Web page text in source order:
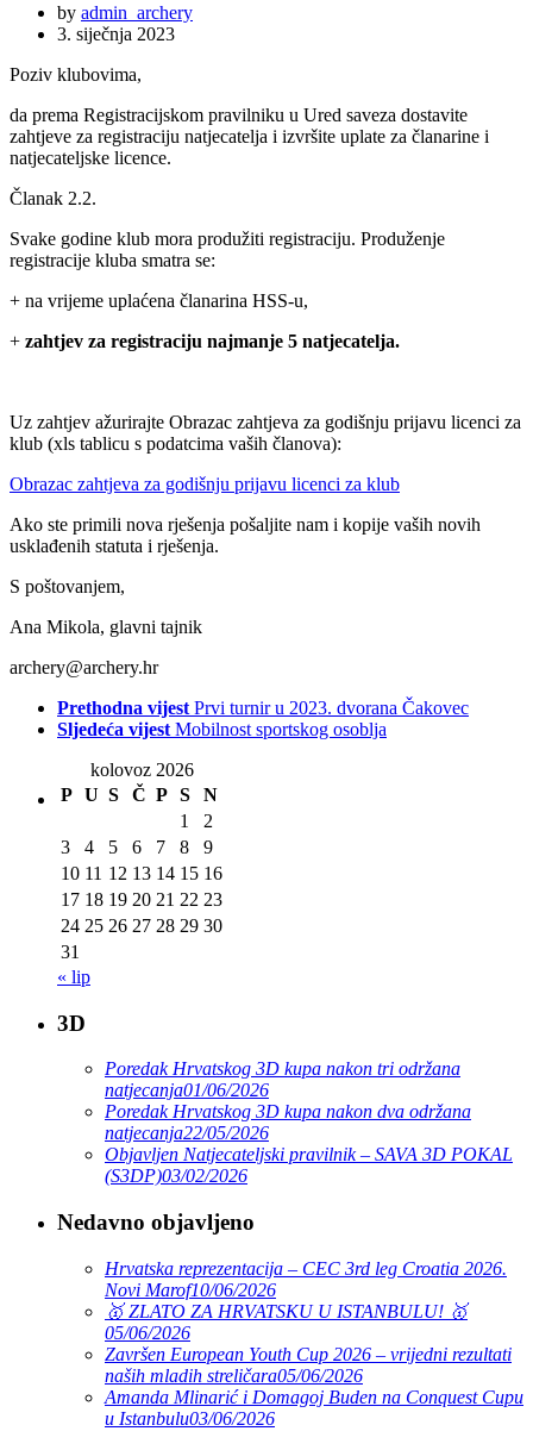
by admin_archery
3. siječnja 2023
Poziv klubovima,
da prema Registracijskom pravilniku u Ured saveza dostavite
zahtjeve za registraciju natjecatelja i izvršite uplate za članarine i
natjecateljske licence.
Članak 2.2.
Svake godine klub mora produžiti registraciju. Produženje
registracije kluba smatra se:
+ na vrijeme uplaćena članarina HSS-u,
+ zahtjev za registraciju najmanje 5 natjecatelja.
Uz zahtjev ažurirajte Obrazac zahtjeva za godišnju prijavu licenci za
klub (xls tablicu s podatcima vaših članova):
Obrazac zahtjeva za godišnju prijavu licenci za klub
Ako ste primili nova rješenja pošaljite nam i kopije vaših novih
usklađenih statuta i rješenja.
S poštovanjem,
Ana Mikola, glavni tajnik
archery@archery.hr
Prethodna vijest Prvi turnir u 2023. dvorana Čakovec
Sljedeća vijest Mobilnost sportskog osoblja
kolovoz 2026
P U S Č P S
N
1
2
3
4 5 6 7 8
9
10 11 12 13 14 15 16
17 18 19 20 21 22 23
24 25 26 27 28 29 30
31
« lip
3D
Poredak Hrvatskog 3D kupa nakon tri održana
natjecanja01/06/2026
Poredak Hrvatskog 3D kupa nakon dva održana
natjecanja22/05/2026
Objavljen Natjecateljski pravilnik – SAVA 3D POKAL
(S3DP)03/02/2026
Nedavno objavljeno
Hrvatska reprezentacija – CEC 3rd leg Croatia 2026.
Novi Marof10/06/2026
🥇 ZLATO ZA HRVATSKU U ISTANBULU! 🥇
05/06/2026
Završen European Youth Cup 2026 – vrijedni rezultati
naših mladih streličara05/06/2026
Amanda Mlinarić i Domagoj Buden na Conquest Cupu
u Istanbulu03/06/2026